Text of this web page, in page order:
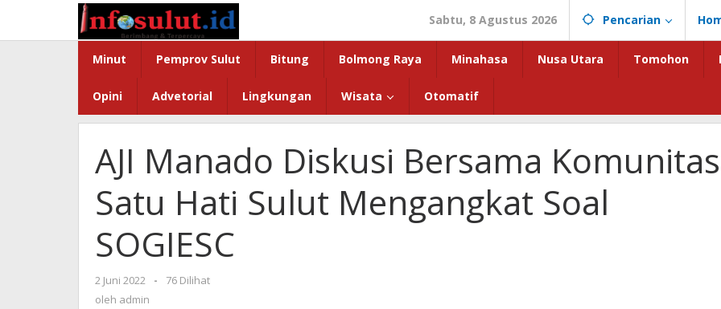
konten
Sabtu, 8 Agustus 2026 Pencarian
Minut Pemprov Sulut Bitung Bolmong Raya Minahasa Nusa Utara Tomohon
Opini Advetorial Lingkungan Wisata Otomatif
AJI Manado Diskusi Bersama Komunitas
Satu Hati Sulut Mengangkat Soal
SOGIESC
2 Juni 2022
oleh
-
76 Dilihat
oleh admin